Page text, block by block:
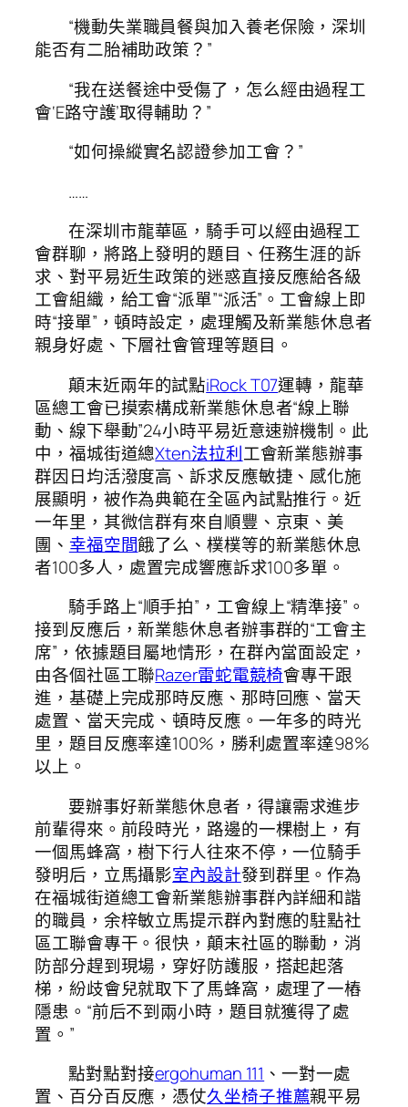
“機動失業職員餐與加入養老保險，深圳
能否有二胎補助政策？”
“我在送餐途中受傷了，怎么經由過程工
會‘E路守護’取得輔助？”
“如何操縱實名認證參加工會？”
……
在深圳市龍華區，騎手可以經由過程工
會群聊，將路上發明的題目、任務生涯的訴
求、對平易近生政策的迷惑直接反應給各級
工會組織，給工會“派單”“派活”。工會線上即
時“接單”，頓時設定，處理觸及新業態休息者
親身好處、下層社會管理等題目。
顛末近兩年的試點iRock T07運轉，龍華
區總工會已摸索構成新業態休息者“線上聯
動、線下舉動”24小時平易近意速辦機制。此
中，福城街道總Xten法拉利工會新業態辦事
群因日均活潑度高、訴求反應敏捷、感化施
展顯明，被作為典範在全區內試點推行。近
一年里，其微信群有來自順豐、京東、美
團、 幸福空間餓了么、樸樸等的新業態休息
者100多人，處置完成響應訴求100多單。
騎手路上“順手拍”，工會線上“精準接”。
接到反應后，新業態休息者辦事群的“工會主
席”，依據題目屬地情形，在群內當面設定，
由各個社區工聯Razer雷蛇電競椅會專干跟
進，基礎上完成那時反應、那時回應、當天
處置、當天完成、頓時反應。一年多的時光
里，題目反應率達100%，勝利處置率達98%
以上。
要辦事好新業態休息者，得讓需求進步
前輩得來。前段時光，路邊的一棵樹上，有
一個馬蜂窩，樹下行人往來不停，一位騎手
發明后，立馬攝影室內設計發到群里。作為
在福城街道總工會新業態辦事群內詳細和諧
的職員，余梓敏立馬提示群內對應的駐點社
區工聯會專干。很快，顛末社區的聯動，消
防部分趕到現場，穿好防護服，搭起起落
梯，紛歧會兒就取下了馬蜂窩，處理了一樁
隱患。“前后不到兩小時，題目就獲得了處
置。”
點對點對接ergohuman 111 、一對一處
置、百分百反應，憑仗久坐椅子推薦親平易